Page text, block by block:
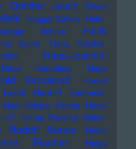
Günther Jauch
Gwen
Haggai Cohen Haim
Schule
Hank
Eisler
Hans Reichel
Hans-Joachim
Haoe Kerkeling
Hape
Grosskopf
Harald
Hard-Fi Harmonia
Hasil Adkins Hattler Hazel
17 Heiner Pudelko Heino
Rudolf Kunze
Heinz
Fischer
Helge